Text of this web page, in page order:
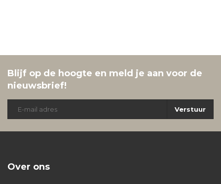
Blijf op de hoogte en meld je aan voor de
nieuwsbrief!
Verstuur
Over ons